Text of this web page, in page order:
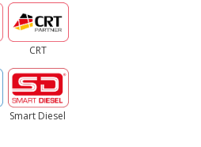
CRT
Smart Diesel